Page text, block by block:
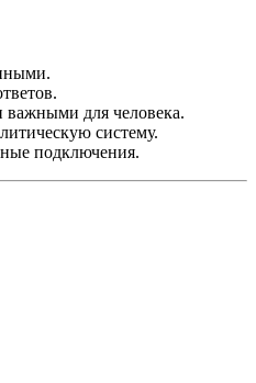
для человека.
систему.
подключения.